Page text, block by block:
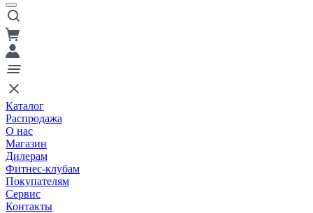
Каталог
Распродажа
О нас
Магазин
Дилерам
Фитнес-клубам
Покупателям
Сервис
Контакты